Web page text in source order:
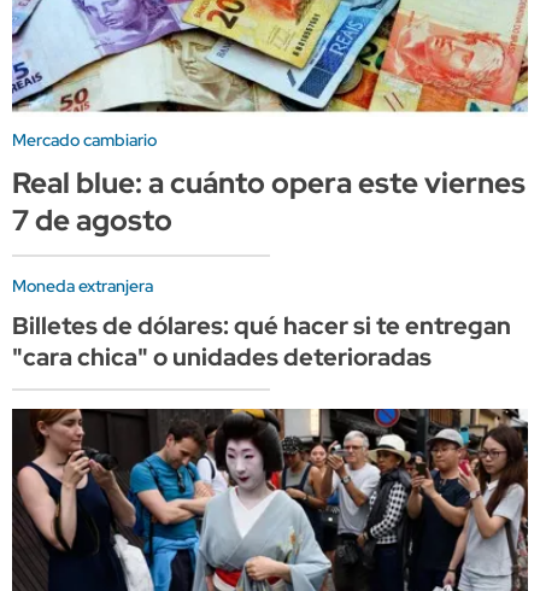
Mercado cambiario
Real blue: a cuánto opera este viernes
7 de agosto
Moneda extranjera
Billetes de dólares: qué hacer si te entregan
"cara chica" o unidades deterioradas